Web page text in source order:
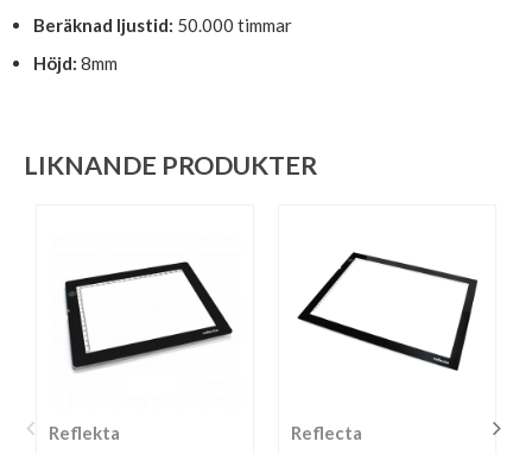
Beräknad ljustid: 50.000 timmar
Höjd: 8mm
LIKNANDE PRODUKTER
Reflekta Reflecta